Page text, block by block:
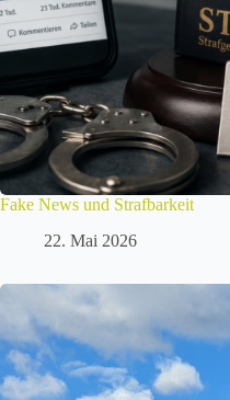
Fake News und Strafbarkeit
22. Mai 2026